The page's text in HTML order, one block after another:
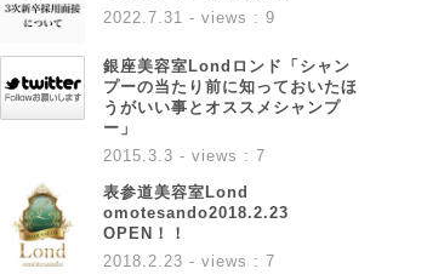
2022.7.31 - views : 9
銀座美容室Londロンド「シャン
プーの当たり前に知っておいたほ
うがいい事とオススメシャンプ
ー」
2015.3.3 - views : 7
表参道美容室Lond
omotesando2018.2.23
OPEN！！
2018.2.23 - views : 7